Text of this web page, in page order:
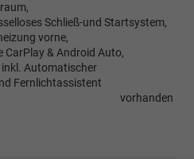
Schließ-und Startsystem,
vorne,
CarPlay & Android Auto,
Automatischer
Fernlichtassistent
vorhanden